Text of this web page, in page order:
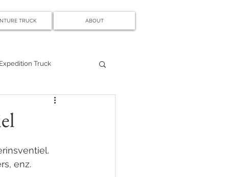
TRUCK ABOUT
Expedition Truck
enz.